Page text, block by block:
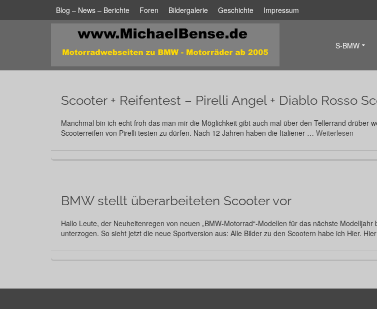
Blog – News – Berichte Foren Bildergalerie Geschichte Impressum
S-BMW
Scooter + Reifentest – Pirelli Angel + Diablo Rosso
Manchmal bin ich echt froh das man mir die Möglichkeit gibt auch mal über den Tellerrand drüber
Scooterreifen von Pirelli testen zu dürfen. Nach 12 Jahren haben die Italiener … Weiterlesen
BMW stellt überarbeiteten Scooter vor
Hallo Leute, der Neuheitenregen von neuen „BMW-Motorrad“-Modellen für das nächste
unterzogen. So sieht jetzt die neue Sportversion aus: Alle Bilder zu den Scootern habe ich Hier.